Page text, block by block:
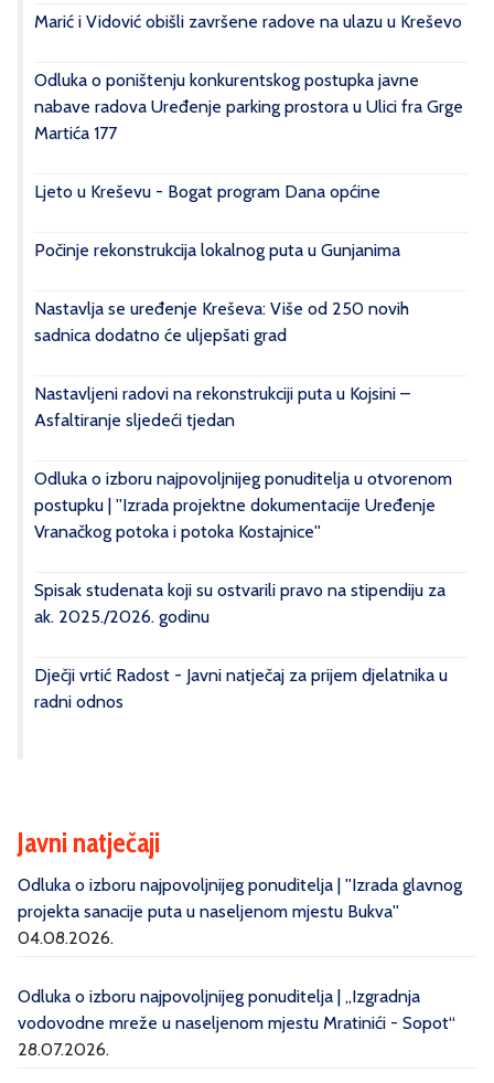
Marić i Vidović obišli završene radove na ulazu u Kreševo
Odluka o poništenju konkurentskog postupka javne
nabave radova Uređenje parking prostora u Ulici fra Grge
Martića 177
Ljeto u Kreševu - Bogat program Dana općine
Počinje rekonstrukcija lokalnog puta u Gunjanima
Nastavlja se uređenje Kreševa: Više od 250 novih
sadnica dodatno će uljepšati grad
Nastavljeni radovi na rekonstrukciji puta u Kojsini –
Asfaltiranje sljedeći tjedan
Odluka o izboru najpovoljnijeg ponuditelja u otvorenom
postupku | ''Izrada projektne dokumentacije Uređenje
Vranačkog potoka i potoka Kostajnice''
Spisak studenata koji su ostvarili pravo na stipendiju za
ak. 2025./2026. godinu
Dječji vrtić Radost - Javni natječaj za prijem djelatnika u
radni odnos
Javni natječaji
Odluka o izboru najpovoljnijeg ponuditelja | ''Izrada glavnog
projekta sanacije puta u naseljenom mjestu Bukva''
04.08.2026.
Odluka o izboru najpovoljnijeg ponuditelja | „Izgradnja
vodovodne mreže u naseljenom mjestu Mratinići - Sopot“
28.07.2026.